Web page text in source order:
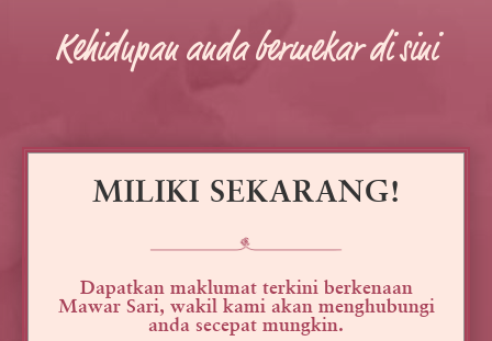
Kehidupan anda bermekar di sini
MILIKI SEKARANG!
Dapatkan maklumat terkini berkenaan
Mawar Sari, wakil kami akan menghubungi
anda secepat mungkin.